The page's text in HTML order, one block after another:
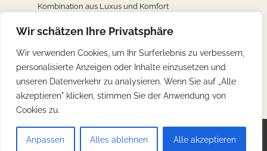
Wir schätzen Ihre Privatsphäre
Wir verwenden Cookies, um Ihr Surferlebnis zu verbessern,
personalisierte Anzeigen oder Inhalte einzusetzen und
unseren Datenverkehr zu analysieren. Wenn Sie auf „Alle
akzeptieren" klicken, stimmen Sie der Anwendung von
Cookies zu.
Anpassen Alles ablehnen Alle akzeptieren
Kombination aus Luxus und Komfort
Wie man von den wichtigsten Städten weltweit nach
Hannover fliegt: Ein Überblick über Flugverbindungen
Hannovers kulinarische Reise: Unverzichtbare traditionelle
deutsche Köstlichkeiten
Copyright © 2026 Günstig Reisen Impressum
|